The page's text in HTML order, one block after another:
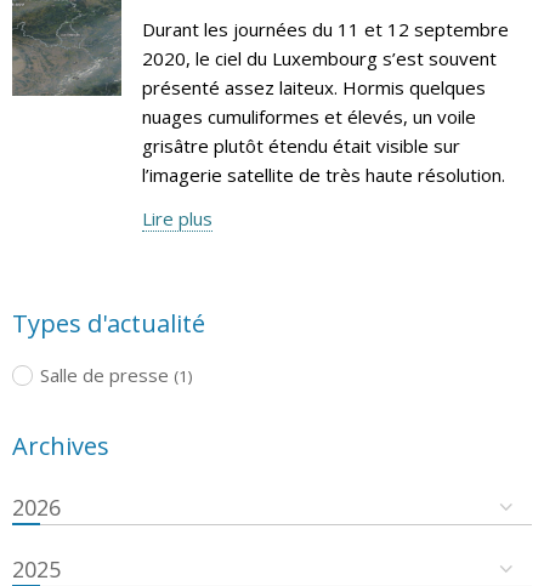
Durant les journées du 11 et 12 septembre
2020, le ciel du Luxembourg s’est souvent
présenté assez laiteux. Hormis quelques
nuages cumuliformes et élevés, un voile
grisâtre plutôt étendu était visible sur
l’imagerie satellite de très haute résolution.
Lire plus
Types d'actualité
Salle de presse (1)
Archives
2026
2025